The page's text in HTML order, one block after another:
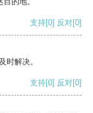
支持[0] 反对[0]
时解决。
支持[0] 反对[0]